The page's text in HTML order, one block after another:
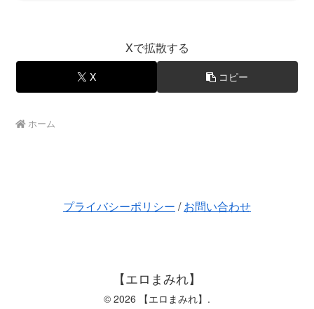
Xで拡散する
X コピー
ホーム
プライバシーポリシー /お問い合わせ
【エロまみれ】
© 2026 【エロまみれ】.